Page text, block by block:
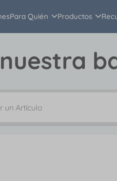
Para Quién Productos